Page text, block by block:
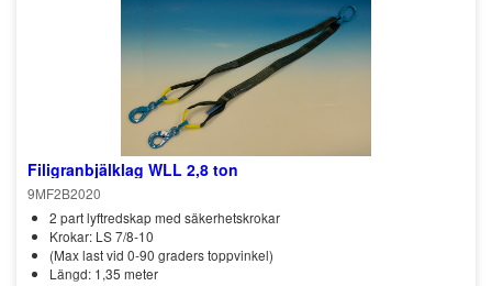
Filigranbjälklag WLL 2,8 ton
9MF2B2020
2 part lyftredskap med säkerhetskrokar
Krokar: LS 7/8-10
(Max last vid 0-90 graders toppvinkel)
Längd: 1,35 meter